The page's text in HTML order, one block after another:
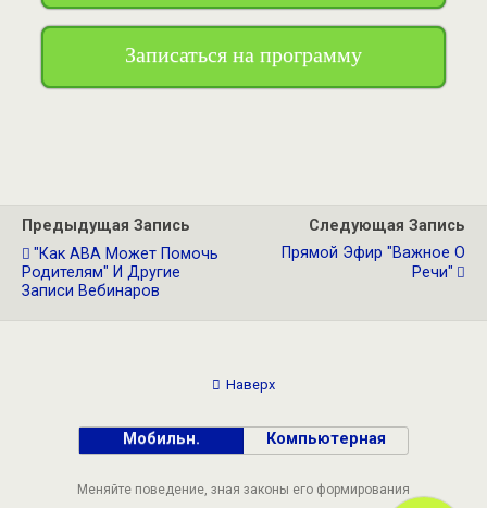
Записаться на программу
Предыдущая Запись
"Как АВА Может Помочь
Родителям" И Другие
Записи Вебинаров
Следующая Запись
Прямой Эфир "Важное О
Речи"
Наверх
Мобильн. Компьютерная
Меняйте поведение, зная законы его формирования